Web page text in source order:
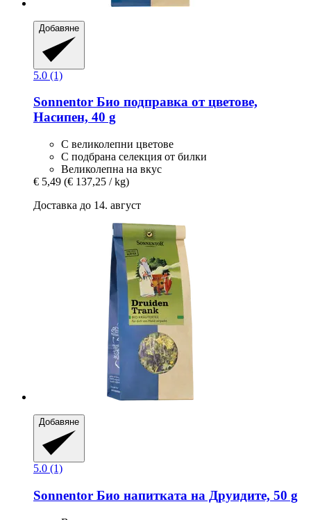
Добавяне
5.0 (1)
Sonnentor Био подправка от цветове,
Насипен, 40 g
С великолепни цветове
С подбрана селекция от билки
Великолепна на вкус
€ 5,49 (€ 137,25 / kg)
Доставка до 14. август
Добавяне
5.0 (1)
Sonnentor Био напитката на Друидите, 50 g